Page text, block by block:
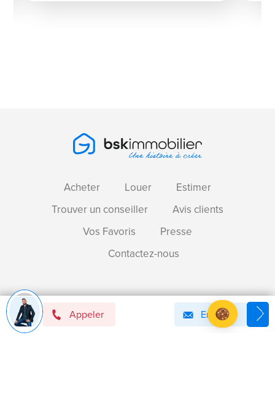
Appeler Email
Acheter Louer
Estimer
Trouver un conseiller
Avis clients
Vos Favoris
Presse
Contactez-nous
Devenir mandataire immobilier BSK !